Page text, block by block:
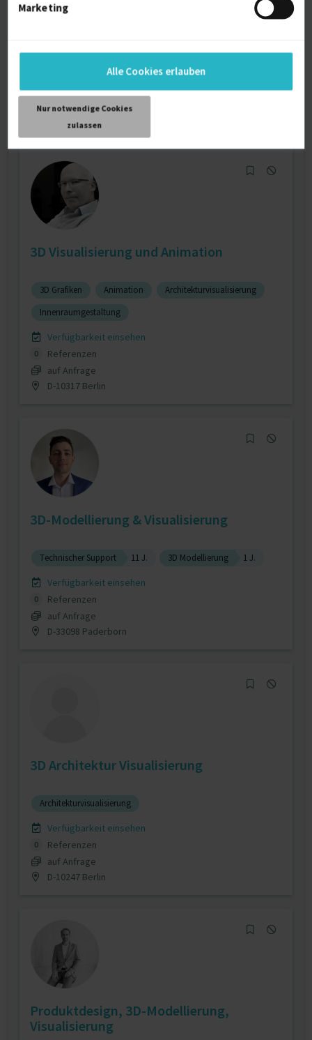
Marketing
Alle Cookies erlauben
Nur notwendige Cookies
zulassen
Verfügbarkeit einsehen
3D Visualisierung und Animation
3D Grafiken Animation
Architekturvisualisierung
Innenraumgestaltung
Verfügbarkeit einsehen
0
Referenzen
auf Anfrage
D-10317 Berlin
3D-Modellierung & Visualisierung
Technischer Support 11 J. 3D Modellierung 1 J.
Verfügbarkeit einsehen
0
Referenzen
auf Anfrage
D-33098 Paderborn
3D Architektur Visualisierung
Architekturvisualisierung
Verfügbarkeit einsehen
0
Referenzen
auf Anfrage
D-10247 Berlin
Produktdesign, 3D-Modellierung,
Visualisierung